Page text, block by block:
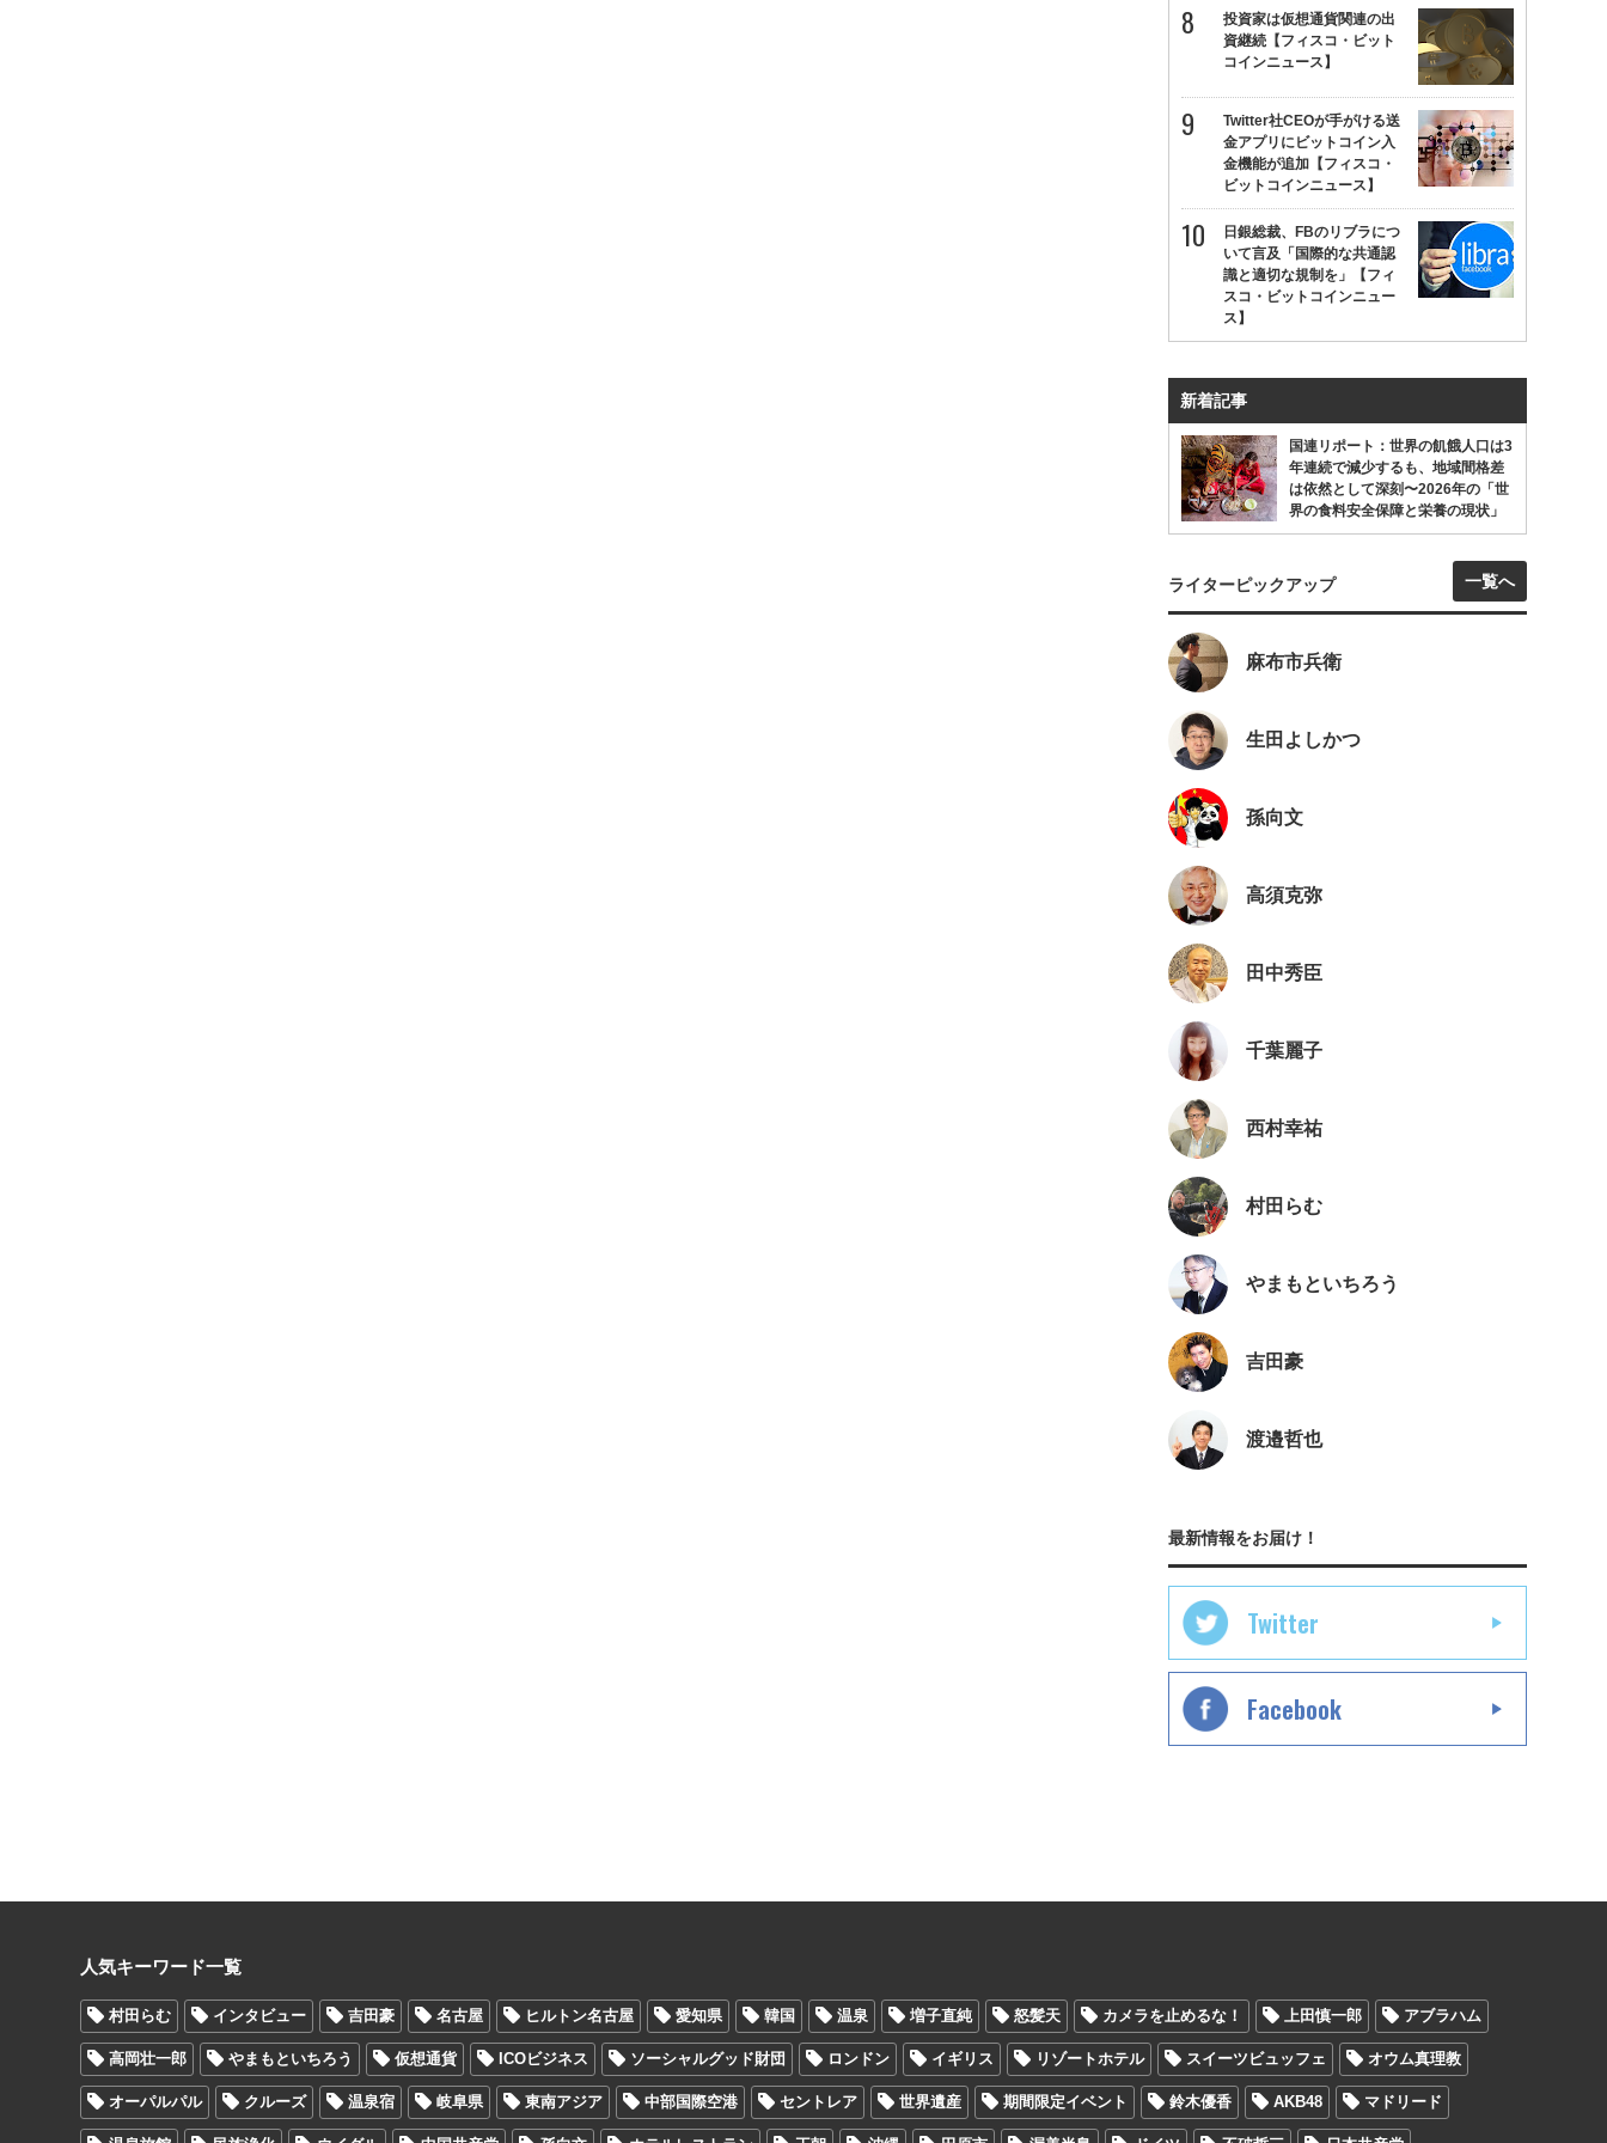
投資家は仮想通貨関連の出
資継続【フィスコ・ビット
コインニュース】
Twitter社CEOが手がける送
金アプリにビットコイン入
金機能が追加【フィスコ・
ビットコインニュース】
日銀総裁、FBのリブラにつ
いて言及「国際的な共通認
識と適切な規制を」【フィ
スコ・ビットコインニュー
ス】
新着記事
国連リポート：世界の飢餓人口は3
年連続で減少するも、地域間格差
は依然として深刻〜2026年の「世
界の食料安全保障と栄養の現状」
ライターピックアップ 一覧へ
麻布市兵衛
生田よしかつ
孫向文
高須克弥
田中秀臣
千葉麗子
西村幸祐
村田らむ
やまもといちろう
吉田豪
渡邉哲也
最新情報をお届け！
Twitter
Facebook
人気キーワード一覧
村田らむ インタビュー 吉田豪 名古屋 ヒルトン名古屋 愛知県 韓国 温泉 増子直純 怒髪天 カメラを止めるな！ 上田慎一郎 アブラハム
高岡壮一郎 やまもといちろう 仮想通貨 ICOビジネス ソーシャルグッド財団 ロンドン イギリス リゾートホテル スイーツビュッフェ オウム真理教
オーパルパル クルーズ 温泉宿 岐阜県 東南アジア 中部国際空港 セントレア 世界遺産 期間限定イベント 鈴木優香 AKB48 マドリード